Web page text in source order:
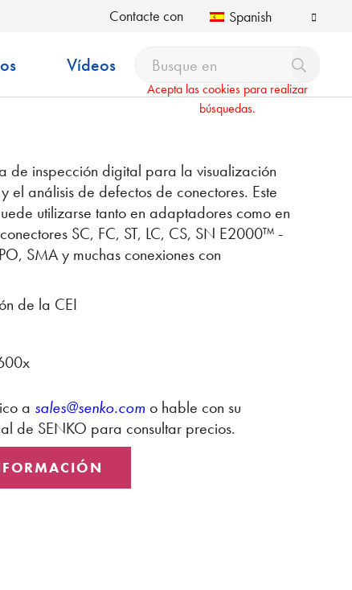
Contacte con Spanish
Vídeos
Acepta las cookies para realizar
búsquedas.
de inspección digital para la visualización
el análisis de defectos de conectores. Este
utilizarse tanto en adaptadores como en
SC, FC, ST, LC, CS, SN E2000™ -
SMA y muchas conexiones con
de la CEI
a sales@senko.com o hable con su
de SENKO para consultar precios.